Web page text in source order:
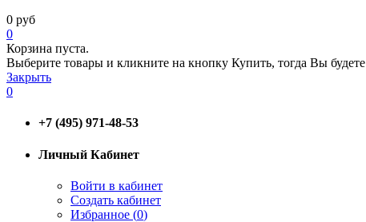
0 руб
0
Корзина пуста.
Выберите товары и кликните на кнопку Купить, тогда Вы
Закрыть
0
+7 (495) 971-48-53
Личный Кабинет
Войти в кабинет
Создать кабинет
Избранное (0)